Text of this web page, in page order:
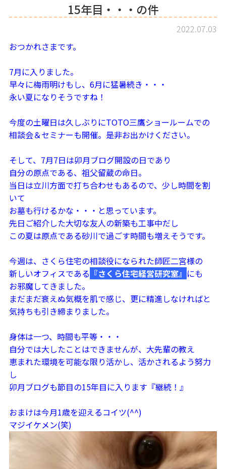
15年目・・・の件
2022.07.03
おつかれさまです。
7月に入りました。
早々に梅雨明けもし、6月に猛暑続き・・・
永い夏になりそうですね！
今度の土曜日は久しぶりにTOTO三鷹ショールームでの
相談会＆セミナーも開催。是非お出かけください。
そして、7月7日は卯月ブログ開設の日であり
自分の原点である、祖父留蔵の命日。
当日は立川方面で打ち合わせもあるので、少し時間を割
いて
お墓も行けるかな・・・と思っています。
先日ご紹介した大切な友人の新築も工事中だし
この夏は原点である砂川で過ごす時間も増えそうです。
今週は、さくら住宅の相談役になられた師匠二宮様の
新しいオフィスである 『さくら住宅経営研究室』 にも
お邪魔してきました。
まだまだ衰えぬ気概を肌で感じ、更に精進しなければと
気持ちも引き締まりました。
身体は一つ、時間も平等・・・
自分では大したことはできませんが、大先輩の教え
恵まれた環境を可能な限り活かし、活かされるよう努力
し
卯月ブログも節目の15年目に入ります『継続！』
おまけは今月1歳を迎えるコイツ(^^)
マジイケメン(笑)